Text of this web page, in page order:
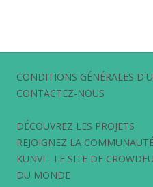
CONDITIONS GÉNÉRALES
CONTACTEZ-NOUS
DÉCOUVREZ LES PROJETS
REJOIGNEZ LA
KUNVI - LE SITE DE
DU MONDE